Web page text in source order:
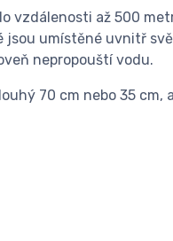
vzdálenosti až 500
jsou umístěné uvnitř
nepropouští vodu.
70 cm nebo 35 cm,